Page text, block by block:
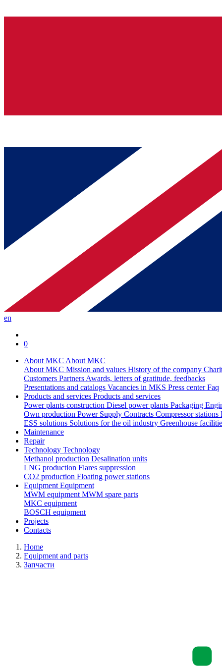
en
0
About MKC About MKC
About MKC Mission and values History of the company
Customers PartnersAwards, letters of gratitude, feedbacks
Presentations and catalogs Vacancies in MKS Press centerFaq
Products and services Products and services
Power plants construction Diesel power plants Packaging
Own production Power Supply Contracts Compressor stations
ESS solutions Solutions for the oil industry Greenhouse
Maintenance
Repair
Technology Technology
Methanol production Desalination units
LNG production Flares suppression
СО2 production Floating power stations
EquipmentEquipment
MWM equipmentMWM spare parts
MKC equipment
BOSCH equipment
Projects
Contacts
Home
Equipment and parts
Запчасти